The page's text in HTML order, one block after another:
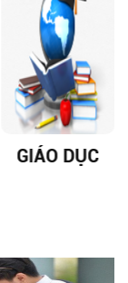
GIÁO DỤC